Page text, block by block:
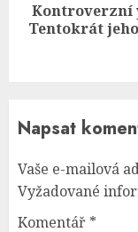
Next
Kontroverzní
Tentokrát
Napsat
Vaše e-mailová
Vyžadované
Komentář *